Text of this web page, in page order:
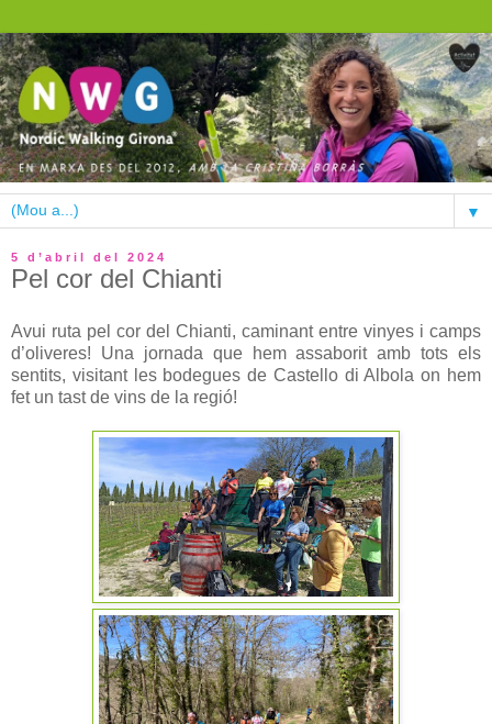
▼
5 d’abril del 2024
Pel cor del Chianti
Avui ruta pel cor del Chianti, caminant entre vinyes i camps
d’oliveres! Una jornada que hem assaborit amb tots els
sentits, visitant les bodegues de Castello di Albola on hem
fet un tast de vins de la regió!